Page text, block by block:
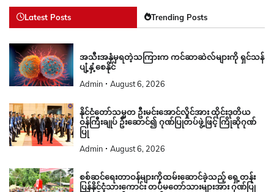
Latest Posts Trending Posts
အသီးအနှံမှရတဲ့သကြားက ကင်ဆာဆဲလ်များကို ရှင်သန်
ပျံ့နှံ့စေနိုင်
Admin August 6, 2026
နိုင်ငံတော်သမ္မတ ဦးမင်းအောင်လှိုင်အား ထိုင်းဒုတိယ
ဝန်ကြီးချုပ် ဦးဆောင်၍ ဂုဏ်ပြုတပ်ဖွဲ့ဖြင့် ကြိုဆိုဂုဏ်
ပြု
Admin August 6, 2026
စစ်ဆင်ရေးတာဝန်များကိုထမ်းဆောင်ခဲ့သည့် ရှေ့တန်း
ပြန်နိုင်ငံ့သားကောင်း တပ်မတော်သားများအား ဂုဏ်ပြု